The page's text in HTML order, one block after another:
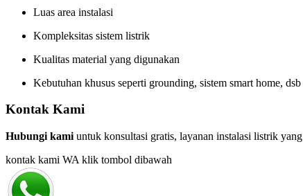
Luas area instalasi
Kompleksitas sistem listrik
Kualitas material yang digunakan
Kebutuhan khusus seperti grounding, sistem smart home, dsb
Kontak Kami
Hubungi kami untuk konsultasi gratis, layanan instalasi listrik
kontak kami WA klik tombol dibawah